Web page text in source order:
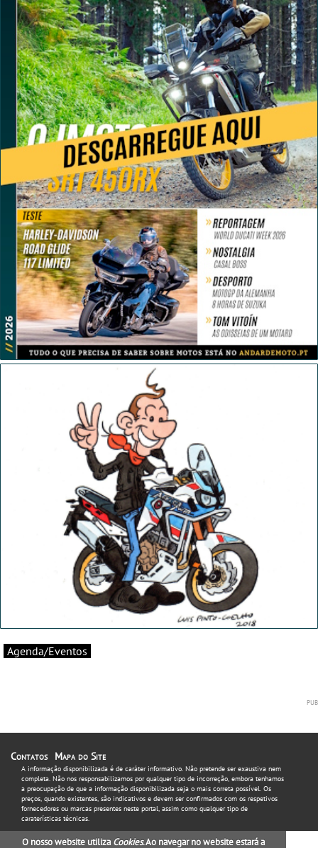
Agenda/Eventos
Contatos Mapa do Site
A informação disponibilizada é de caráter informativo. Não pretende ser exaustiva nem
completa. Não nos responsabilizamos por qualquer tipo de incorreção, embora tenhamos
a preocupação de que a informação disponibilizada seja o mais correta possível. Os
preços, quando existentes, são indicativos e devem ser confirmados com os respetivos
fornecedores ou marcas presentes neste portal, assim como qualquer tipo de
caraterísticas técnicas.
O nosso website utiliza Cookies. Ao navegar no website estará a